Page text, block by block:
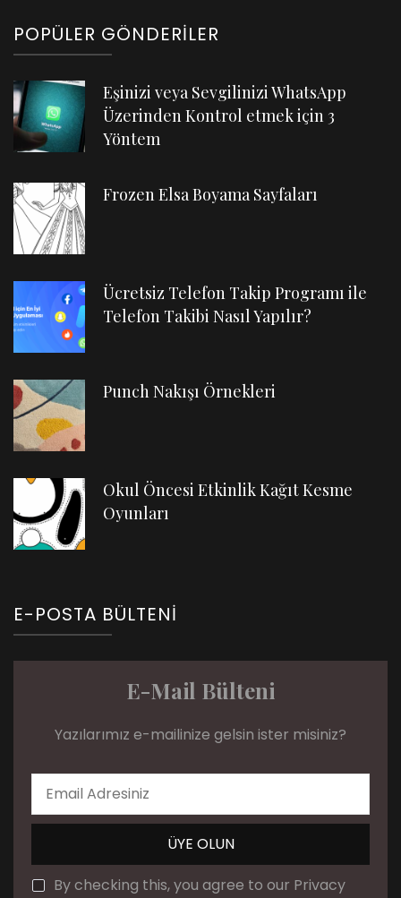
POPÜLER GÖNDERILER
Eşinizi veya Sevgilinizi WhatsApp
Üzerinden Kontrol etmek için 3
Yöntem
Frozen Elsa Boyama Sayfaları
Ücretsiz Telefon Takip Programı ile
Telefon Takibi Nasıl Yapılır?
Punch Nakışı Örnekleri
Okul Öncesi Etkinlik Kağıt Kesme
Oyunları
E-POSTA BÜLTENI
E-Mail Bülteni
Yazılarımız e-mailinize gelsin ister misiniz?
By checking this, you agree to our Privacy